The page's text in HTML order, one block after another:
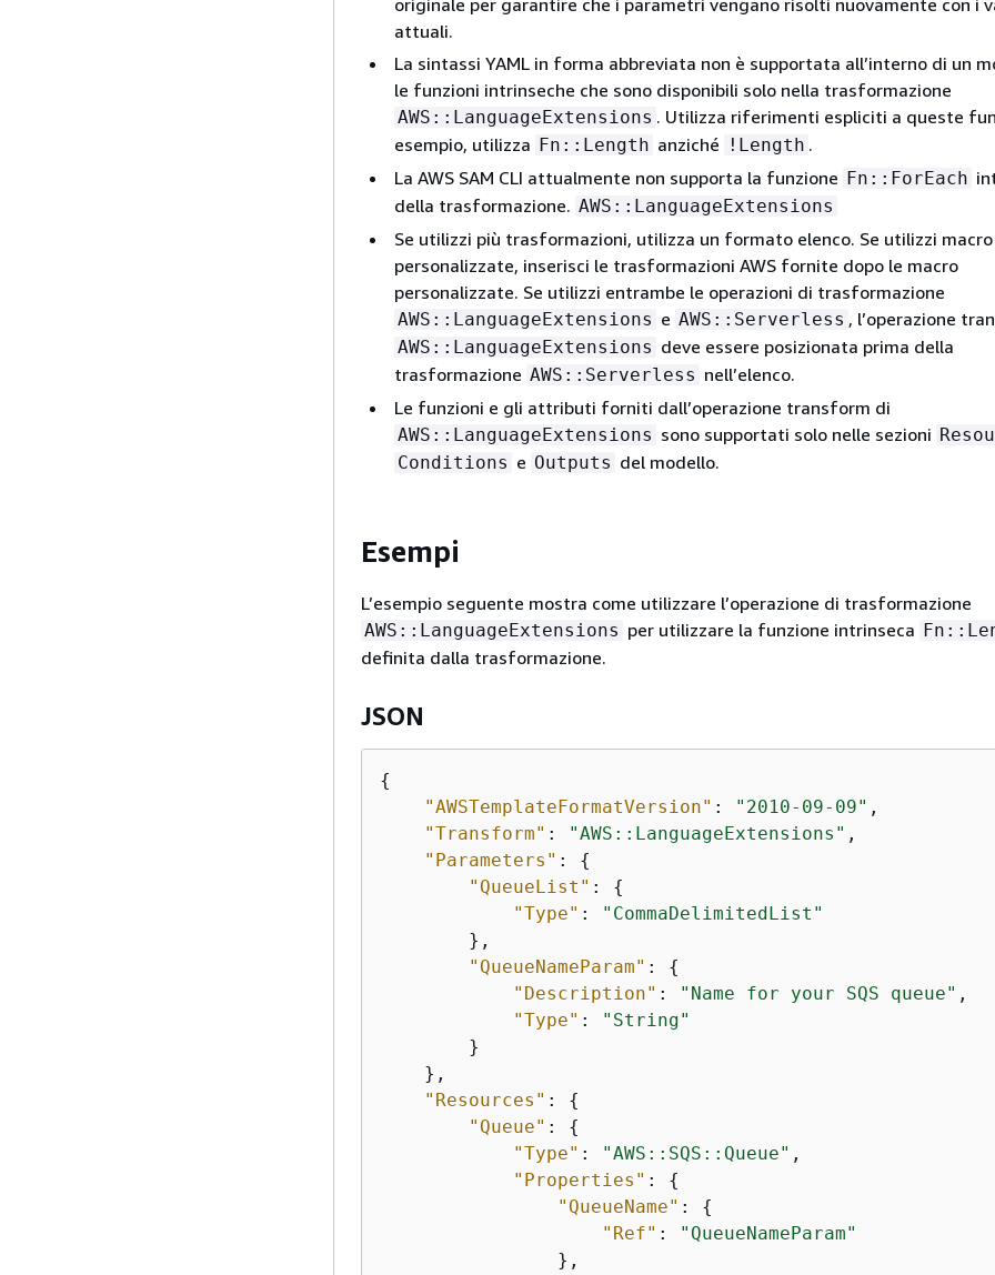
attuali.
La sintassi YAML in forma abbreviata non è supportata all’interno di un
le funzioni intrinseche che sono disponibili solo nella trasformazione
AWS::LanguageExtensions . Utilizza riferimenti espliciti a queste
esempio, utilizza Fn::Length anziché !Length .
La AWS SAM CLI attualmente non supporta la funzione Fn::ForEach
della trasformazione. AWS::LanguageExtensions
Se utilizzi più trasformazioni, utilizza un formato elenco. Se utilizzi macro
personalizzate, inserisci le trasformazioni AWS fornite dopo le macro
personalizzate. Se utilizzi entrambe le operazioni di trasformazione
AWS::LanguageExtensions e AWS::Serverless , l’operazione
AWS::LanguageExtensions deve essere posizionata prima della
trasformazione AWS::Serverless nell’elenco.
Le funzioni e gli attributi forniti dall’operazione transform di
AWS::LanguageExtensions sono supportati solo nelle sezioni
Conditions e Outputs del modello.
Esempi
L’esempio seguente mostra come utilizzare l’operazione di trasformazione
AWS::LanguageExtensions per utilizzare la funzione intrinseca
definita dalla trasformazione.
JSON
{
"AWSTemplateFormatVersion" : "2010-09-09" ,
"Transform" : "AWS::LanguageExtensions" ,
"Parameters" : {
"QueueList" : {
"Type" :
"CommaDelimitedList"
        },
"QueueNameParam" : {
"Description" : "Name for your SQS queue" ,
"Type" :
"String"
        }
    },
"Resources" : {
"Queue" : {
"Type" : "AWS::SQS::Queue" ,
"Properties" : {
"QueueName" : {
"Ref" :
"QueueNameParam"
                },